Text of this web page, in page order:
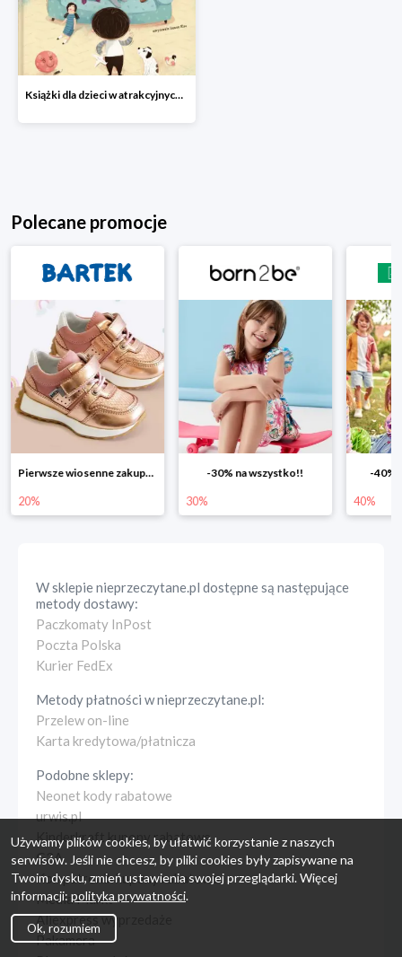
Książki dla dzieci w atrakcyjnych cenach
Polecane promocje
-30% na wszystko!!
30%
-40% na drugą sztukę
40% 25%
W sklepienieprzeczytane.pl dostępne są następujące
metody dostawy:
Paczkomaty InPost
Poczta Polska
Kurier FedEx
Metody płatności wnieprzeczytane.pl:
Przelew on-line
Karta kredytowa/płatnicza
Podobne sklepy:
Neonet kody rabatowe
urwis.pl
Kinderkraft kupony rabatowe
G2A
Komputronik kupony rabatowe
Media Markt
Aliexpress wyprzedaże
Pakamera
Używamy plików cookies, by ułatwić korzystanie z naszych
serwisów. Jeśli nie chcesz, by pliki cookies były zapisywane na
Twoim dysku, zmień ustawienia swojej przeglądarki. Więcej
informacji: polityka prywatności.
Ok, rozumiem